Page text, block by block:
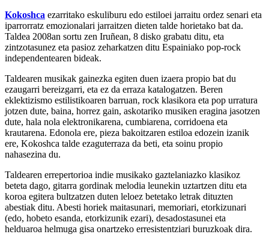
Kokoshca ezarritako eskuliburu edo estiloei jarraitu ordez senari eta
iparrorratz emozionalari jarraitzen dieten talde horietako bat da.
Taldea 2008an sortu zen Iruñean, 8 disko grabatu ditu, eta
zintzotasunez eta pasioz zeharkatzen ditu Espainiako pop-rock
independentearen bideak.
Taldearen musikak gainezka egiten duen izaera propio bat du
ezaugarri bereizgarri, eta ez da erraza katalogatzen. Beren
eklektizismo estilistikoaren barruan, rock klasikora eta pop urratura
jotzen dute, baina, horrez gain, askotariko musiken eragina jasotzen
dute, hala nola elektronikarena, cumbiarena, corridoena eta
krautarena. Edonola ere, pieza bakoitzaren estiloa edozein izanik
ere, Kokoshca talde ezaguterraza da beti, eta soinu propio
nahasezina du.
Taldearen errepertorioa indie musikako gaztelaniazko klasikoz
beteta dago, gitarra gordinak melodia leunekin uztartzen ditu eta
koroa egitera bultzatzen duten leloez betetako letrak dituzten
abestiak ditu. Abesti horiek maitasunari, memoriari, etorkizunari
(edo, hobeto esanda, etorkizunik ezari), desadostasunei eta
helduaroa helmuga gisa onartzeko erresistentziari buruzkoak dira.